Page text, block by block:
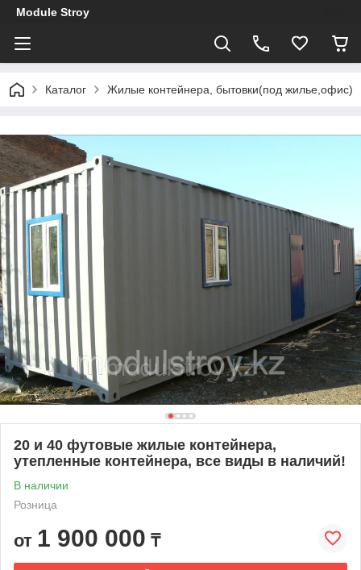
Module Stroy
Каталог Жилые контейнера, бытовки(под жилье,офис)
20 и 40 футовые жилые контейнера,
утепленные контейнера, все виды в наличий!
В наличии
Розница
от 1 900 000 ₸